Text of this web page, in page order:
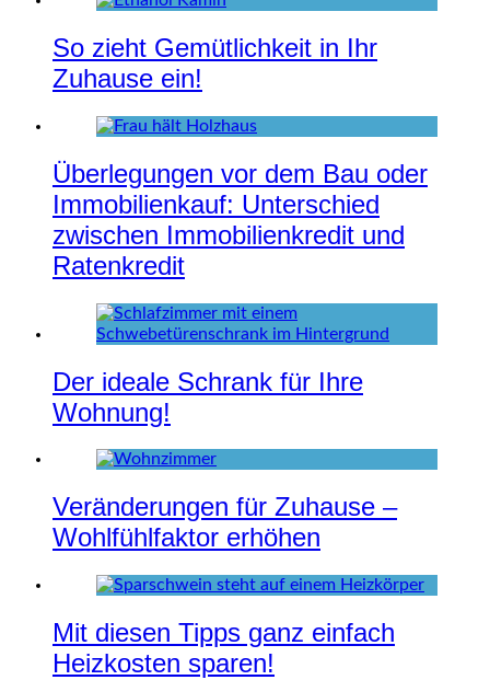
So zieht Gemütlichkeit in Ihr
Zuhause ein!
Überlegungen vor dem Bau oder
Immobilienkauf: Unterschied
zwischen Immobilienkredit und
Ratenkredit
Der ideale Schrank für Ihre
Wohnung!
Veränderungen für Zuhause –
Wohlfühlfaktor erhöhen
Mit diesen Tipps ganz einfach
Heizkosten sparen!